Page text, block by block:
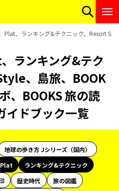
Plat、ランキング&テクニック、Resort
ランキング&テク
、島旅、BOOK
、BOOKS 旅の読
イドブック一覧
地球の歩き方 Jシリーズ（国内）
Plat
ランキング&テクニック
歴史時代
旅の図鑑